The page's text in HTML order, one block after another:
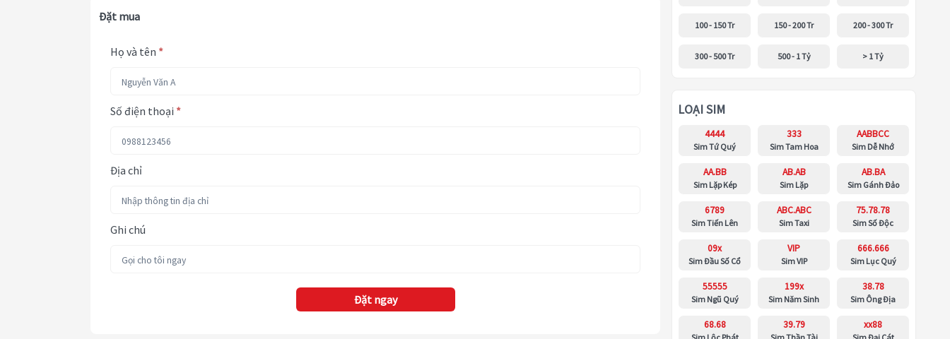
Đặt mua
Họ và tên *
Số điện thoại *
Địa chỉ
Ghi chú
Đặt ngay
100 - 150 Tr 150 - 200 Tr 200 - 300 Tr
300 - 500 Tr 500 - 1 Tỷ > 1 Tỷ
LOẠI SIM
4444
Sim Tứ Quý
333
Sim Tam Hoa
AABBCC
Sim Dễ Nhớ
AA.BB
Sim Lặp Kép
AB.AB
Sim Lặp
AB.BA
Sim Gánh Đảo
6789
Sim Tiến Lên
ABC.ABC
Sim Taxi
75.78.78
Sim Số Độc
09x
Sim Đầu Số Cổ
VIP
Sim VIP
666.666
Sim Lục Quý
55555
Sim Ngũ Quý
199x
Sim Năm Sinh
38.78
Sim Ông Địa
68.68 39.79 xx88